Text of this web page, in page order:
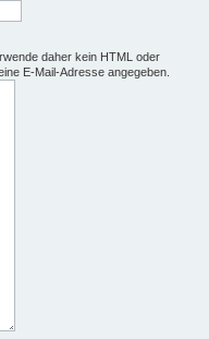
daher kein HTML oder
E-Mail-Adresse angegeben.